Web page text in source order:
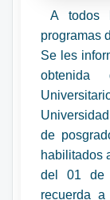
A todos
programas
Se les
obtenida
de
habilitados
del 01 de
recuerda